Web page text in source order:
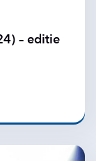
– editie